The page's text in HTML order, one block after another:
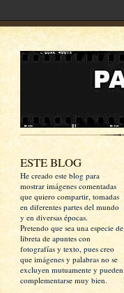
ESTE BLOG
He creado este blog para
mostrar imágenes comentadas
que quiero compartir, tomadas
en diferentes partes del mundo
y en diversas épocas.
Pretendo que sea una especie de
libreta de apuntes con
fotografías y texto, pues creo
que imágenes y palabras no se
excluyen mutuamente y pueden
complementarse muy bien.